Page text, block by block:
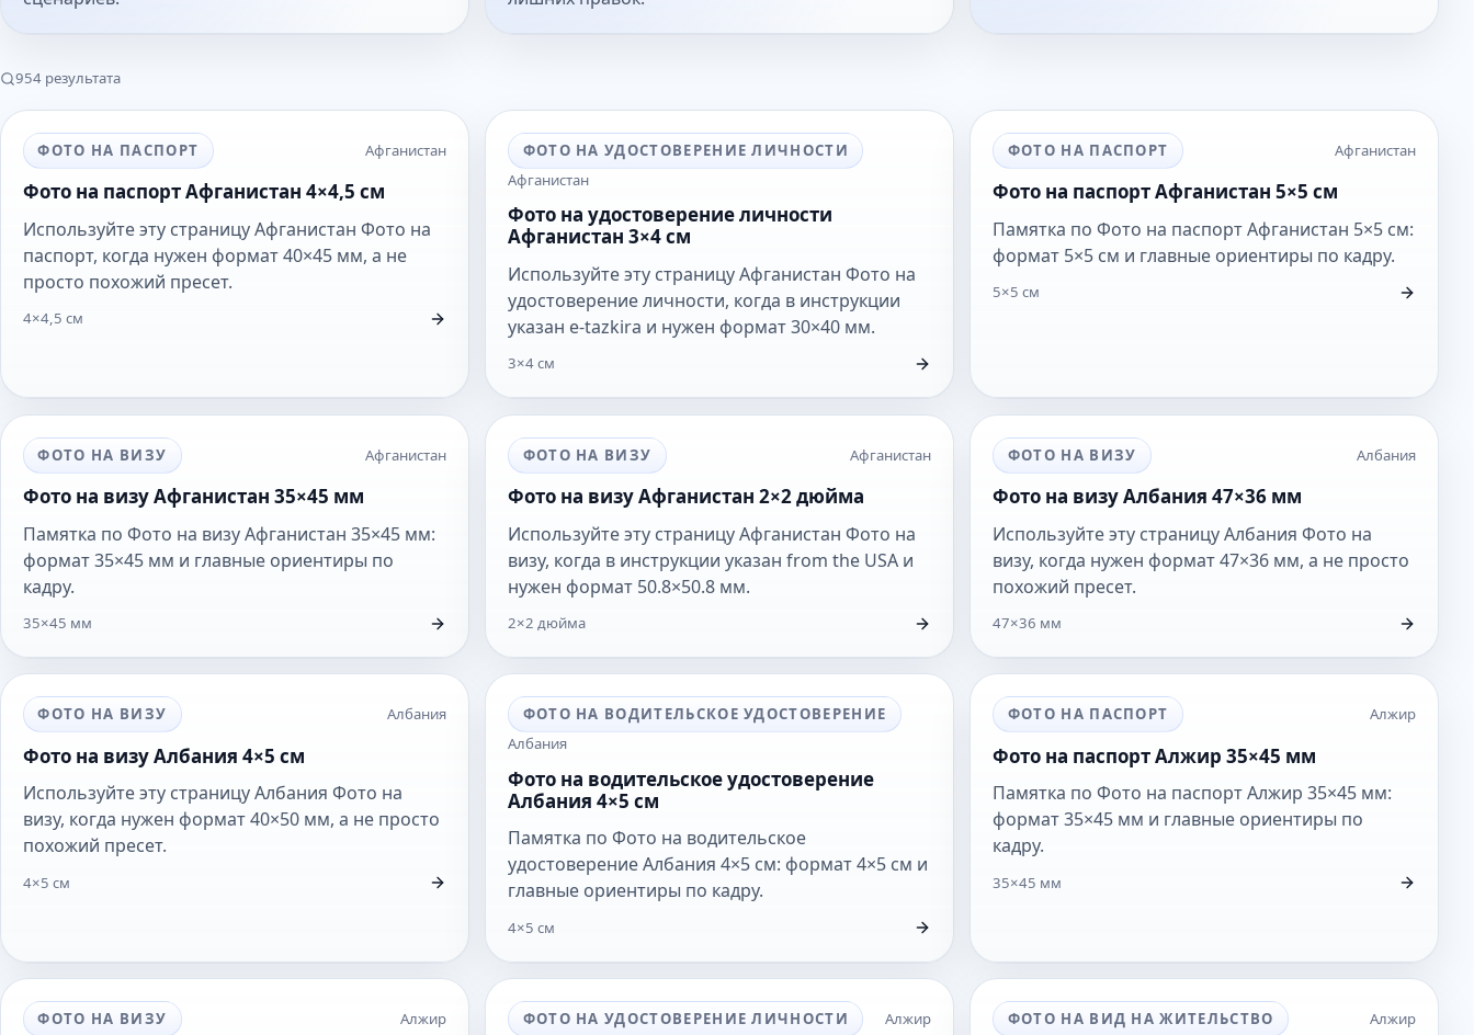
ФОТО НА ПАСПОРТ
Фото на паспорт Афганистан 4×4,5 см
Используйте эту страницу Афганистан Фото на
паспорт, когда нужен формат 40×45 мм, а не
просто похожий пресет.
ФОТО НА УДОСТОВЕРЕНИЕ ЛИЧНОСТИ
Афганистан
Фото на удостоверение личности
Афганистан 3×4 см
Используйте эту страницу Афганистан Фото на
удостоверение личности, когда в инструкции
указан e-tazkira и нужен формат 30×40 мм.
ФОТО НА ПАСПОРТ
Фото на паспорт Афганистан 5×5 см
Памятка по Фото на паспорт Афганистан 5×5 см:
формат 5×5 см и главные ориентиры по кадру.
ФОТО НА ВИЗУ
Фото на визу Афганистан 35×45 мм
Памятка по Фото на визу Афганистан 35×45 мм:
формат 35×45 мм и главные ориентиры по
кадру.
ФОТО НА ВИЗУ
Фото на визу Афганистан 2×2 дюйма
Используйте эту страницу Афганистан Фото на
визу, когда в инструкции указан from the USA и
нужен формат 50.8×50.8 мм.
ФОТО НА ВИЗУ
Фото на визу Албания 47×36 мм
Используйте эту страницу Албания Фото на
визу, когда нужен формат 47×36 мм, а не просто
похожий пресет.
ФОТО НА ВИЗУ Албания
Фото на визу Албания 4×5 см
Используйте эту страницу Албания Фото на
визу, когда нужен формат 40×50 мм, а не просто
похожий пресет.
ФОТО НА ВОДИТЕЛЬСКОЕ УДОСТОВЕРЕНИЕ
Албания
Фото на водительское удостоверение
Албания 4×5 см
Памятка по Фото на водительское
удостоверение Албания 4×5 см: формат 4×5 см и
главные ориентиры по кадру.
ФОТО НА ПАСПОРТ
Фото на паспорт Алжир 35×45 мм
Памятка по Фото на паспорт Алжир 35×45 мм:
формат 35×45 мм и главные ориентиры по
кадру.
ФОТО НА ВИЗУ ФОТО НА УДОСТОВЕРЕНИЕ ЛИЧНОСТИ ФОТО НА ВИД НА ЖИТЕЛЬСТВО